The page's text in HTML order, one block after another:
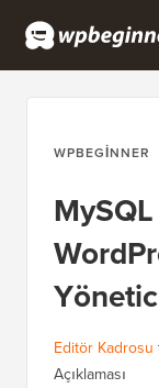
WPBEGINNER
Editör Kadrosu
Açıklaması